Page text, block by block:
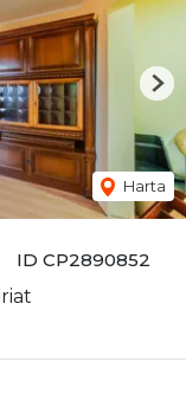
ID CP2890852
Harta